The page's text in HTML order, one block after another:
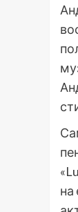
на